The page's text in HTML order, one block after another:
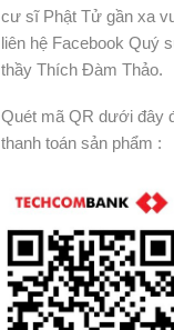
cư sĩ Phật Tử gần xa
liên hệ Facebook Quý
thầy Thích Đàm Thảo.
Quét mã QR dưới đây
thanh toán sản phẩm :